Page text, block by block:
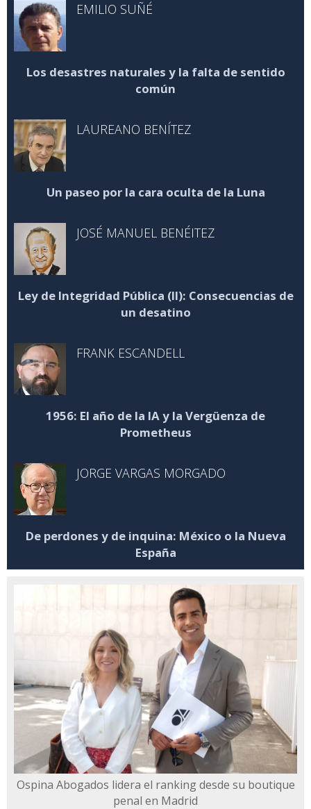
EMILIO SUÑÉ
Los desastres naturales y la falta de sentido
común
LAUREANO BENÍTEZ
Un paseo por la cara oculta de la Luna
JOSÉ MANUEL BENÉITEZ
Ley de Integridad Pública (II): Consecuencias de
un desatino
FRANK ESCANDELL
1956: El año de la IA y la Vergüenza de
Prometheus
JORGE VARGAS MORGADO
De perdones y de inquina: México o la Nueva
España
Ospina Abogados lidera el ranking desde su boutique
penal en Madrid